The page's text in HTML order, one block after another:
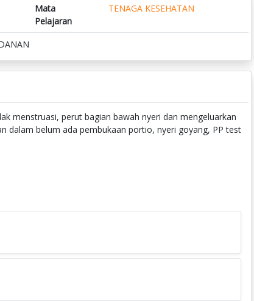
Mata
Pelajaran
TENAGA KESEHATAN
menstruasi, perut bagian bawah nyeri dan mengeluarkan
dalam belum ada pembukaan portio, nyeri goyang, PP test